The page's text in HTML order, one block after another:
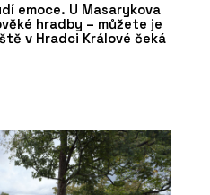
emoce. U Masarykova
hradby – můžete je
v Hradci Králové čeká